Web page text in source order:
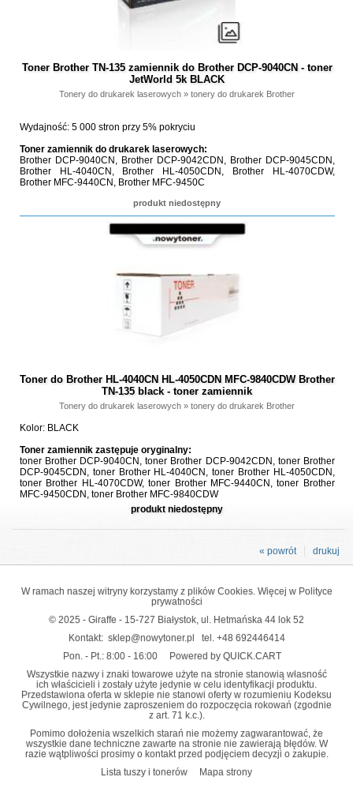
Toner Brother TN-135 zamiennik do Brother DCP-9040CN - toner
JetWorld 5k BLACK
Tonery do drukarek laserowych »tonery do drukarek Brother
Wydajność: 5 000 stron przy 5% pokryciu
Toner zamiennik do drukarek laserowych:
Brother DCP-9040CN, Brother DCP-9042CDN, Brother DCP-9045CDN,
Brother HL-4040CN, Brother HL-4050CDN, Brother HL-4070CDW,
Brother MFC-9440CN, Brother MFC-9450C
produkt niedostępny
Toner do Brother HL-4040CN HL-4050CDN MFC-9840CDW Brother
TN-135 black - toner zamiennik
Tonery do drukarek laserowych »tonery do drukarek Brother
Kolor: BLACK
Toner zamiennik zastępuje oryginalny:
toner Brother DCP-9040CN, toner Brother DCP-9042CDN, toner Brother
DCP-9045CDN, toner Brother HL-4040CN, toner Brother HL-4050CDN,
toner Brother HL-4070CDW, toner Brother MFC-9440CN, toner Brother
MFC-9450CDN, toner Brother MFC-9840CDW
produkt niedostępny
drukuj
« powrót
W ramach naszej witryny korzystamy z plików Cookies. Więcej w Polityce
prywatności
© 2025 - Giraffe - 15-727 Białystok, ul. Hetmańska 44 lok 52
Kontakt: sklep@nowytoner.pl tel. +48 692446414
Pon. - Pt.: 8:00 - 16:00
Powered by QUICK.CART
Wszystkie nazwy i znaki towarowe użyte na stronie stanowią własność
ich właścicieli i zostały użyte jedynie w celu identyfikacji produktu.
Przedstawiona oferta w sklepie nie stanowi oferty w rozumieniu Kodeksu
Cywilnego, jest jedynie zaproszeniem do rozpoczęcia rokowań (zgodnie
z art. 71 k.c.).
Pomimo dołożenia wszelkich starań nie możemy zagwarantować, że
wszystkie dane techniczne zawarte na stronie nie zawierają błędów. W
razie wątpliwości prosimy o kontakt przed podjęciem decyzji o zakupie.
Lista tuszy i tonerów
Mapa strony